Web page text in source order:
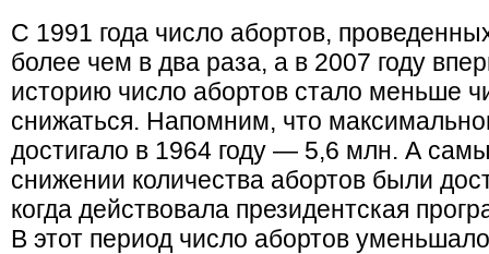
С 1991 года число абортов,
более чем в два раза, а в 2007 году
историю число абортов стало меньше
снижаться. Напомним, что
достигало в 1964 году — 5,6 млн. А
снижении количества абортов были
когда действовала президентская
В этот период число абортов